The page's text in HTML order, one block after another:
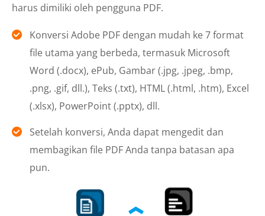
harus dimiliki oleh pengguna PDF.
Konversi Adobe PDF dengan mudah ke 7 format
file utama yang berbeda, termasuk Microsoft
Word (.docx), ePub, Gambar (.jpg, .jpeg, .bmp,
.png, .gif, dll.), Teks (.txt), HTML (.html, .htm), Excel
(.xlsx), PowerPoint (.pptx), dll.
Setelah konversi, Anda dapat mengedit dan
membagikan file PDF Anda tanpa batasan apa
pun.